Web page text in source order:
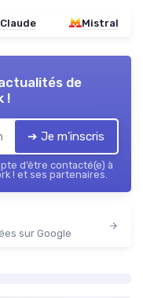
Claude Mistral
de
!
➔ Je m'inscris
d’être contacté(e) à
! et ses partenaires.
sur Google